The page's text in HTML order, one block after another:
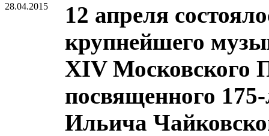
28.04.2015
12 апреля
крупнейшего
XIV Московского
посвященного
Ильича